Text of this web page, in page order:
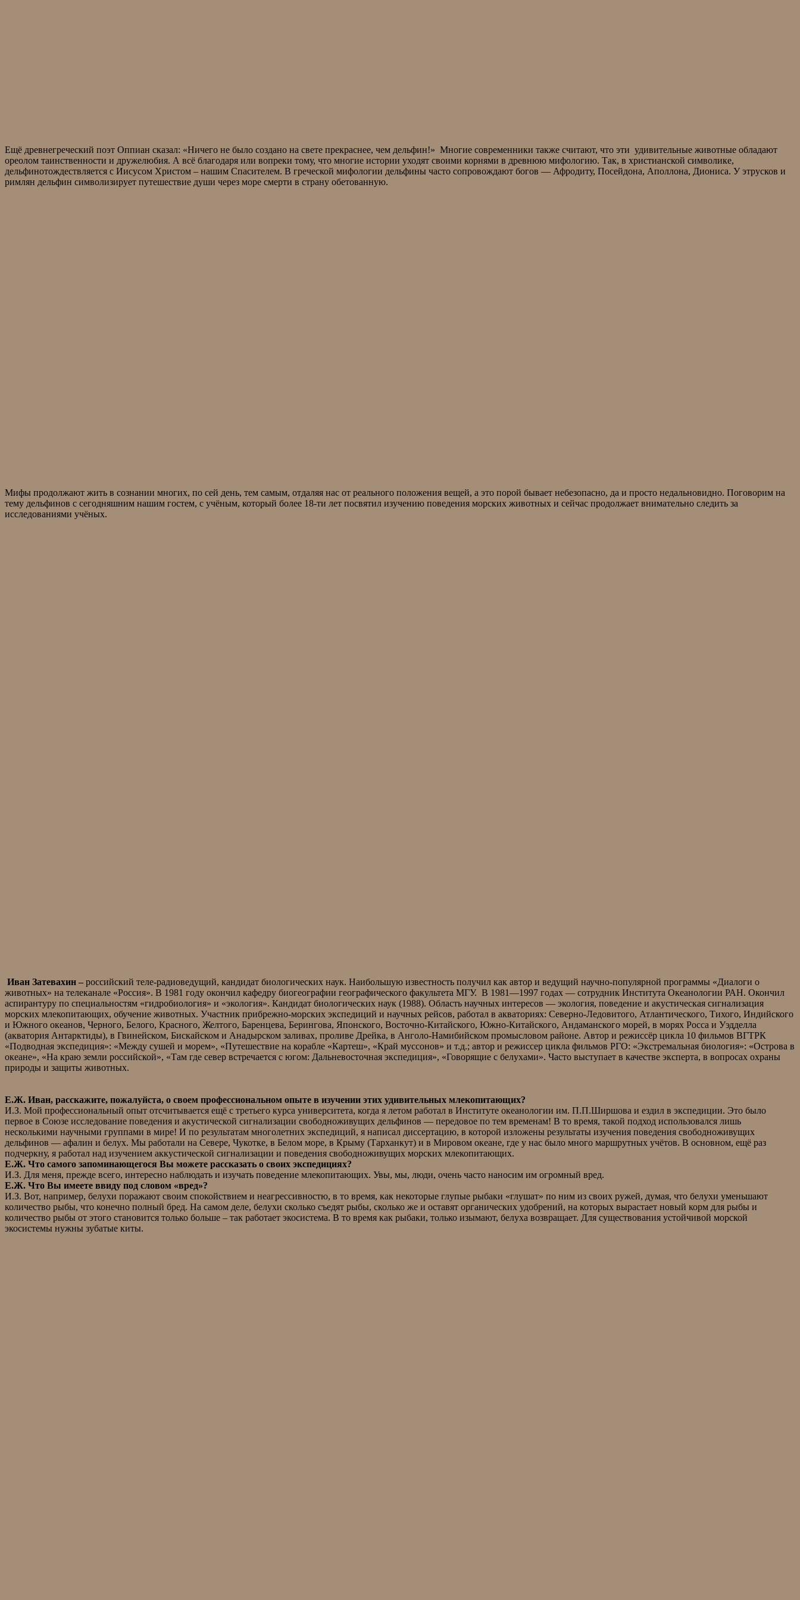
Ещё древнегреческий поэт Оппиан сказал: «Ничего не было создано на свете прекраснее, чем дельфин!» Многие современники также считают, что эти удивительные животные обладают
ореолом таинственности и дружелюбия. А всё благодаря или вопреки тому, что многие истории уходят своими корнями в древнюю мифологию. Так, в христианской символике,
дельфинотождествляется с Иисусом Христом – нашим Спасителем. В греческой мифологии дельфины часто сопровождают богов — Афродиту, Посейдона, Аполлона, Диониса. У этрусков и
римлян дельфин символизирует путешествие души через море смерти в страну обетованную.
Мифы продолжают жить в сознании многих, по сей день, тем самым, отдаляя нас от реального положения вещей, а это порой бывает небезопасно, да и просто недальновидно. Поговорим на
тему дельфинов с сегодняшним нашим гостем, с учёным, который более 18-ти лет посвятил изучению поведения морских животных и сейчас продолжает внимательно следить за
исследованиями учёных.
Иван Затевахин – российский теле-радиоведущий, кандидат биологических наук. Наибольшую известность получил как автор и ведущий научно-популярной программы «Диалоги о
животных» на телеканале «Россия». В 1981 году окончил кафедру биогеографии географического факультета МГУ. В 1981—1997 годах — сотрудник Института Океанологии РАН. Окончил
аспирантуру по специальностям «гидробиология» и «экология». Кандидат биологических наук (1988). Область научных интересов — экология, поведение и акустическая сигнализация
морских млекопитающих, обучение животных. Участник прибрежно-морских экспедиций и научных рейсов, работал в акваториях: Северно-Ледовитого, Атлантического, Тихого, Индийского
и Южного океанов, Черного, Белого, Красного, Желтого, Баренцева, Берингова, Японского, Восточно-Китайского, Южно-Китайского, Андаманского морей, в морях Росса и Уэдделла
(акватория Антарктиды), в Гвинейском, Бискайском и Анадырском заливах, проливе Дрейка, в Анголо-Намибийском промысловом районе. Автор и режиссёр цикла 10 фильмов ВГТРК
«Подводная экспедиция»: «Между сушей и морем», «Путешествие на корабле «Картеш», «Край муссонов» и т.д.; автор и режиссер цикла фильмов РГО: «Экстремальная биология»: «Острова в
океане», «На краю земли российской», «Там где север встречается с югом: Дальневосточная экспедиция», «Говорящие с белухами». Часто выступает в качестве эксперта, в вопросах охраны
природы и защиты животных.
Е.Ж. Иван, расскажите, пожалуйста, о своем профессиональном опыте в изучении этих удивительных млекопитающих?
И.З. Мой профессиональный опыт отсчитывается ещё с третьего курса университета, когда я летом работал в Институте океанологии им. П.П.Ширшова и ездил в экспедиции. Это было
первое в Союзе исследование поведения и акустической сигнализации свободноживущих дельфинов — передовое по тем временам! В то время, такой подход использовался лишь
несколькими научными группами в мире! И по результатам многолетних экспедиций, я написал диссертацию, в которой изложены результаты изучения поведения свободноживущих
дельфинов — афалин и белух. Мы работали на Севере, Чукотке, в Белом море, в Крыму (Тарханкут) и в Мировом океане, где у нас было много маршрутных учётов. В основном, ещё раз
подчеркну, я работал над изучением аккустической сигнализации и поведения свободноживущих морских млекопитающих.
Е.Ж. Что самого запоминающегося Вы можете рассказать о своих экспедициях?
И.З. Для меня, прежде всего, интересно наблюдать и изучать поведение млекопитающих. Увы, мы, люди, очень часто наносим им огромный вред.
Е.Ж. Что Вы имеете ввиду под словом «вред»?
И.З. Вот, например, белухи поражают своим спокойствием и неагрессивностю, в то время, как некоторые глупые рыбаки «глушат» по ним из своих ружей, думая, что белухи уменьшают
количество рыбы, что конечно полный бред. На самом деле, белухи сколько съедят рыбы, сколько же и оставят органических удобрений, на которых вырастает новый корм для рыбы и
количество рыбы от этого становится только больше – так работает экосистема. В то время как рыбаки, только изымают, белуха возвращает. Для существования устойчивой морской
экосистемы нужны зубатые киты.